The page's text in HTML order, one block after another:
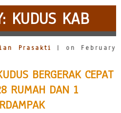
KUDUS KAB
Prasakti
| on February
BERGERAK CEPAT
RUMAH DAN 1